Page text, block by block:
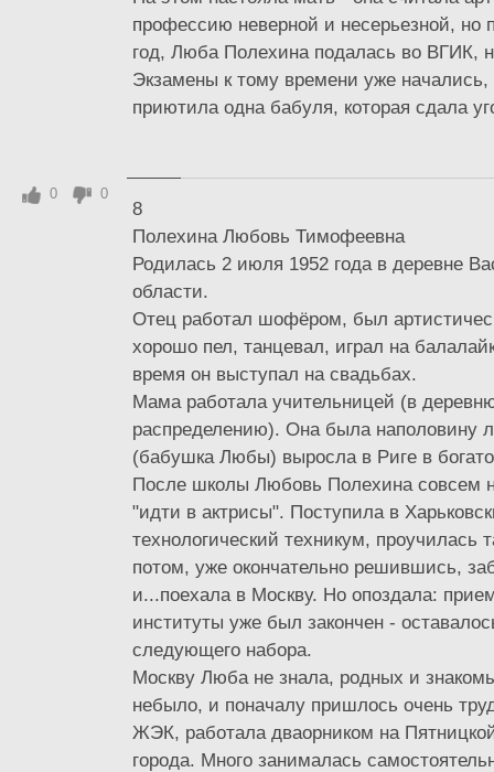
профессию неверной и несерьезной, но
год, Люба Полехина подалась во ВГИК,
Экзамены к тому времени уже начались,
приютила одна бабуля, которая сдала
8
Полехина Любовь Тимофеевна
Родилась 2 июля 1952 года в деревне
области.
Отец работал шофёром, был
хорошо пел, танцевал, играл на
время он выступал на свадьбах.
Мама работала учительницей (в
распределению). Она была наполовину
(бабушка Любы) выросла в Риге в
После школы Любовь Полехина совсем
"идти в актрисы". Поступила в
технологический техникум, проучилась
потом, уже окончательно решившись,
и...поехала в Москву. Но опоздала:
институты уже был закончен -
следующего набора.
Москву Люба не знала, родных и
небыло, и поначалу пришлось очень
ЖЭК, работала дваорником на
города. Много занималась
0 0